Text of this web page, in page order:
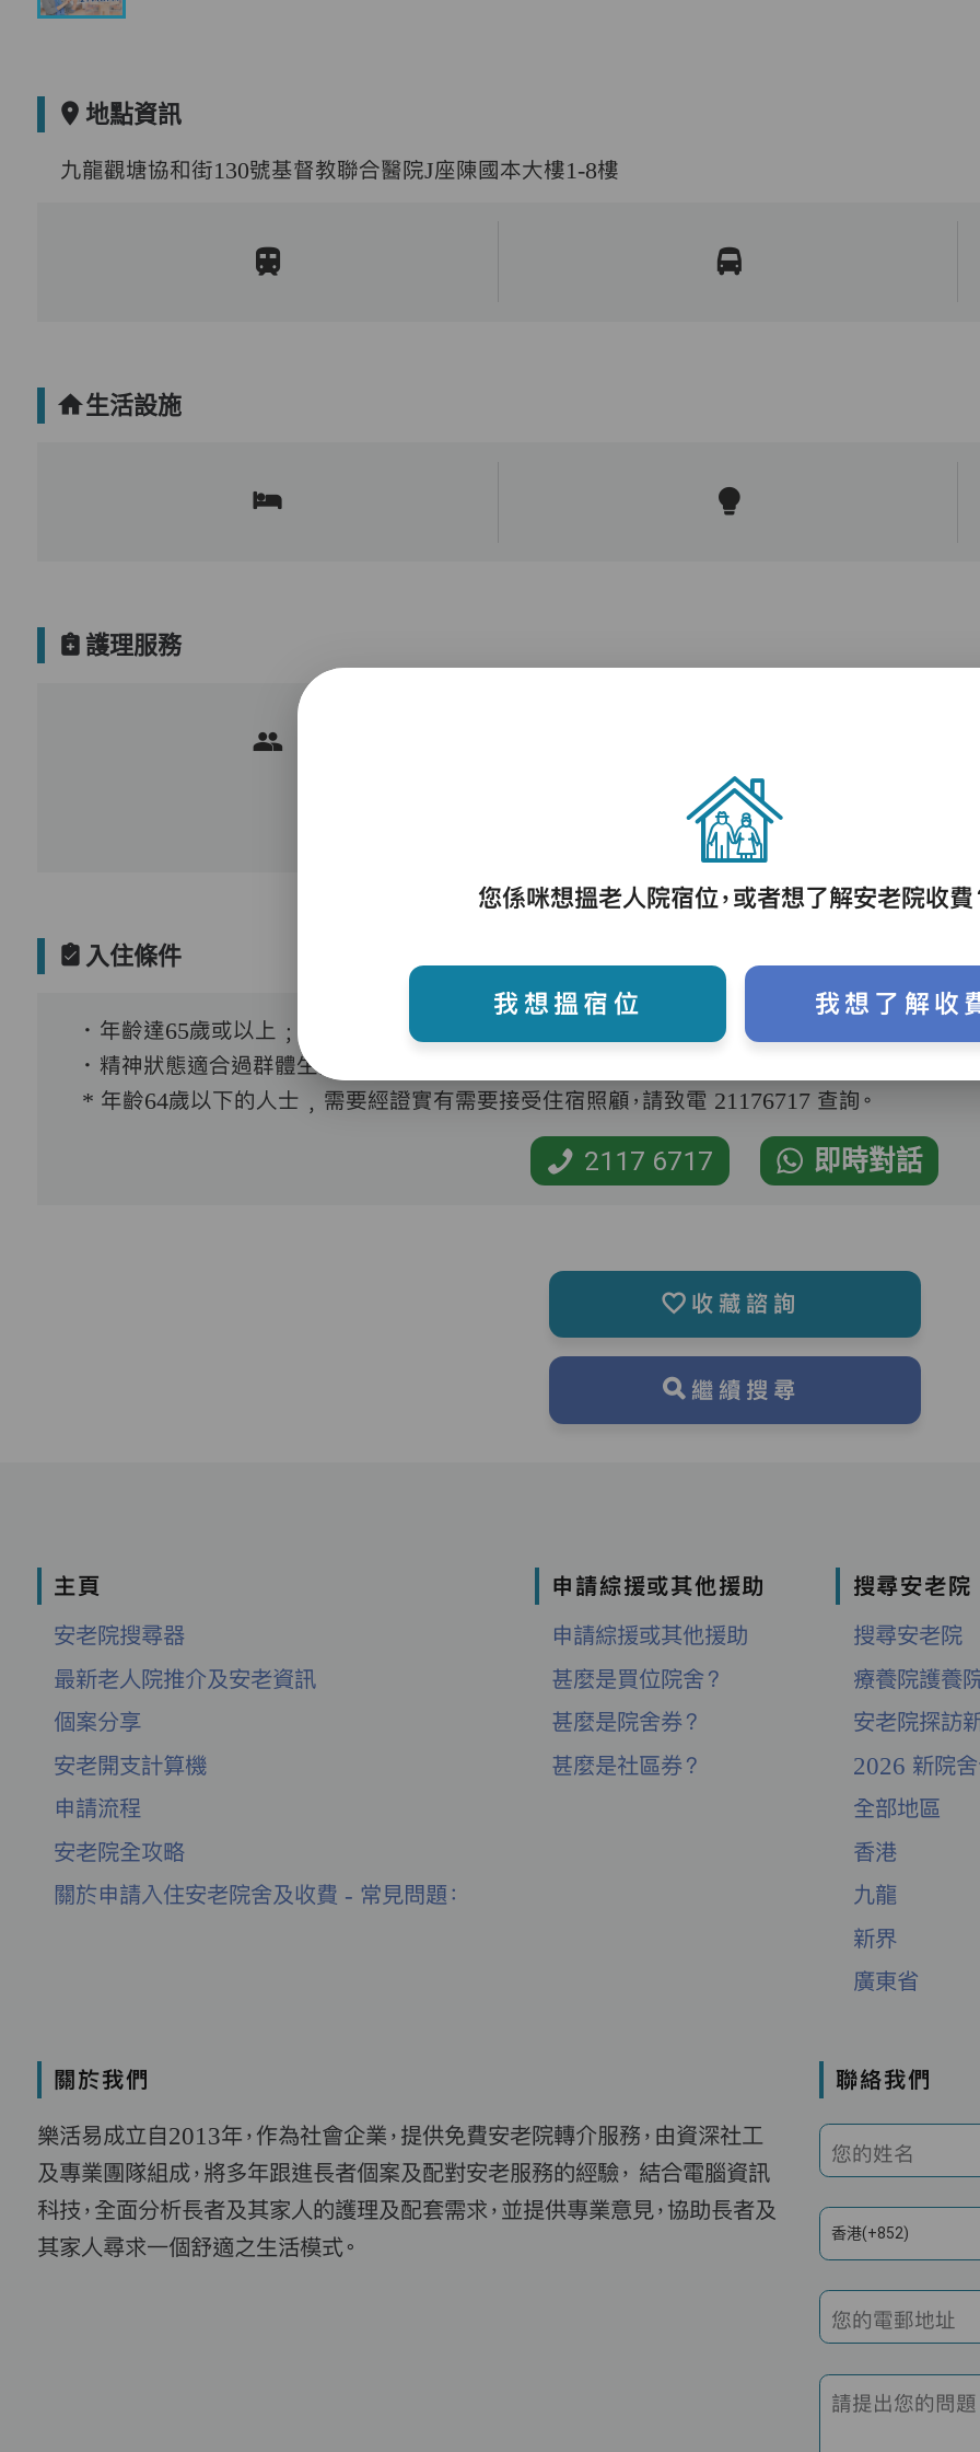
地點資訊
九龍觀塘協和街130號基督教聯合醫院J座陳國本大樓1-8樓
生活設施
護理服務
護理評估、執藥、核派藥、量度生命表徵、協
助沐浴、餵飯、換尿片
入住條件
．年齡達65歲或以上﹔
．精神狀態適合過群體生活。
* 年齡64歲以下的人士﹐需要經證實有需要接受住宿照顧，請致電 21176717 查詢。
2117 6717 即時對話
收藏諮詢
繼續搜尋
主頁
安老院搜尋器
最新老人院推介及安老資訊
個案分享
安老開支計算機
申請流程
安老院全攻略
關於申請入住安老院舍及收費 - 常見問題：
申請綜援或其他援助
申請綜援或其他援助
甚麼是買位院舍？
甚麼是院舍券？
甚麼是社區券？
搜尋安老院
搜尋安老院
療養院護養
安老院探訪
2026 新院
全部地區
香港
九龍
新界
廣東省
關於我們
樂活易成立自2013年，作為社會企業，提供免費安老院轉介服務，由資深社工
及專業團隊組成，將多年跟進長者個案及配對安老服務的經驗， 結合電腦資訊
科技，全面分析長者及其家人的護理及配套需求，並提供專業意見，協助長者及
其家人尋求一個舒適之生活模式。
聯絡我們
您的姓名
香港(+852)
您的電郵地址
請提出您的問題
您係咪想搵老人院宿位，或者想了解安老院收費
我想搵宿位 我想了解收